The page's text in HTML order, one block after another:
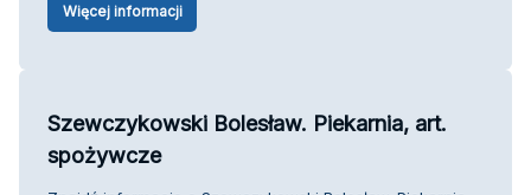
Więcej informacji
Szewczykowski Bolesław. Piekarnia, art.
spożywcze